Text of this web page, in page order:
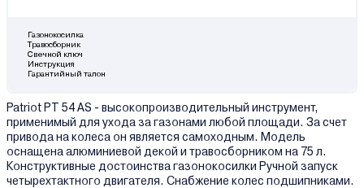
Газонокосилка
Травосборник
Свечной ключ
Инструкция
Гарантийный талон
Patriot PT 54 AS - высокопроизводительный инструмент,
применимый для ухода за газонами любой площади. За счет
привода на колеса он является самоходным. Модель
оснащена алюминиевой декой и травосборником на 75 л.
Конструктивные достоинства газонокосилки Ручной запуск
четырехтактного двигателя. Снабжение колес подшипниками.